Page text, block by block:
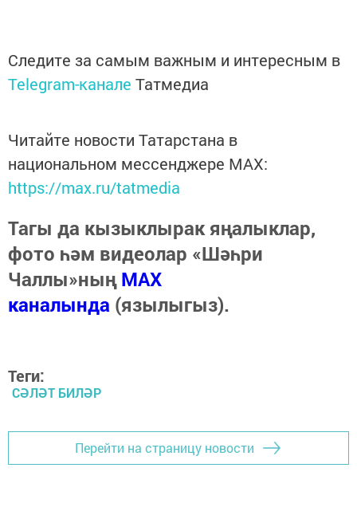
Следите за самым важным и интересным в
Telegram-канале Татмедиа
Читайте новости Татарстана в
национальном мессенджере MАХ:
https://max.ru/tatmedia
Тагы да кызыклырак яңалыклар,
фото һәм видеолар «Шәһри
Чаллы»ныңMAX
каналында (язылыгыз).
Теги:
СӘЛӘТ БИЛӘР
Перейти на страницу новости